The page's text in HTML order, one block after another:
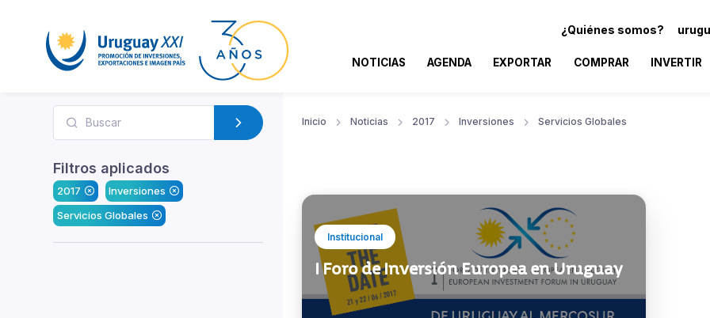
¿Quiénes somos?
NOTICIAS AGENDA EXPORTAR COMPRAR INVERTIR
Filtros aplicados
2017
Inversiones
Servicios Globales
Inicio Noticias 2017 Inversiones Servicios Globales
Institucional
I Foro de Inversión Europea en Uruguay